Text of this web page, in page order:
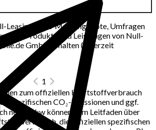
Leasing per E-Mail Angebote, Umfragen
über Produkte und Leistungen von Null-
GmbH erhalten (jederzeit
1
zum offiziellen Kraftstoffverbrauch
spezifischen CO₂-Emissionen und ggf.
neuer Pkw können dem Leitfaden über
die offiziellen spezifischen